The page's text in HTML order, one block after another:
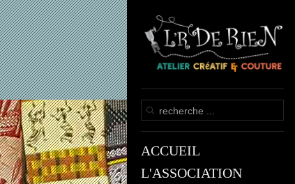
ACCUEIL
L'ASSOCIATION